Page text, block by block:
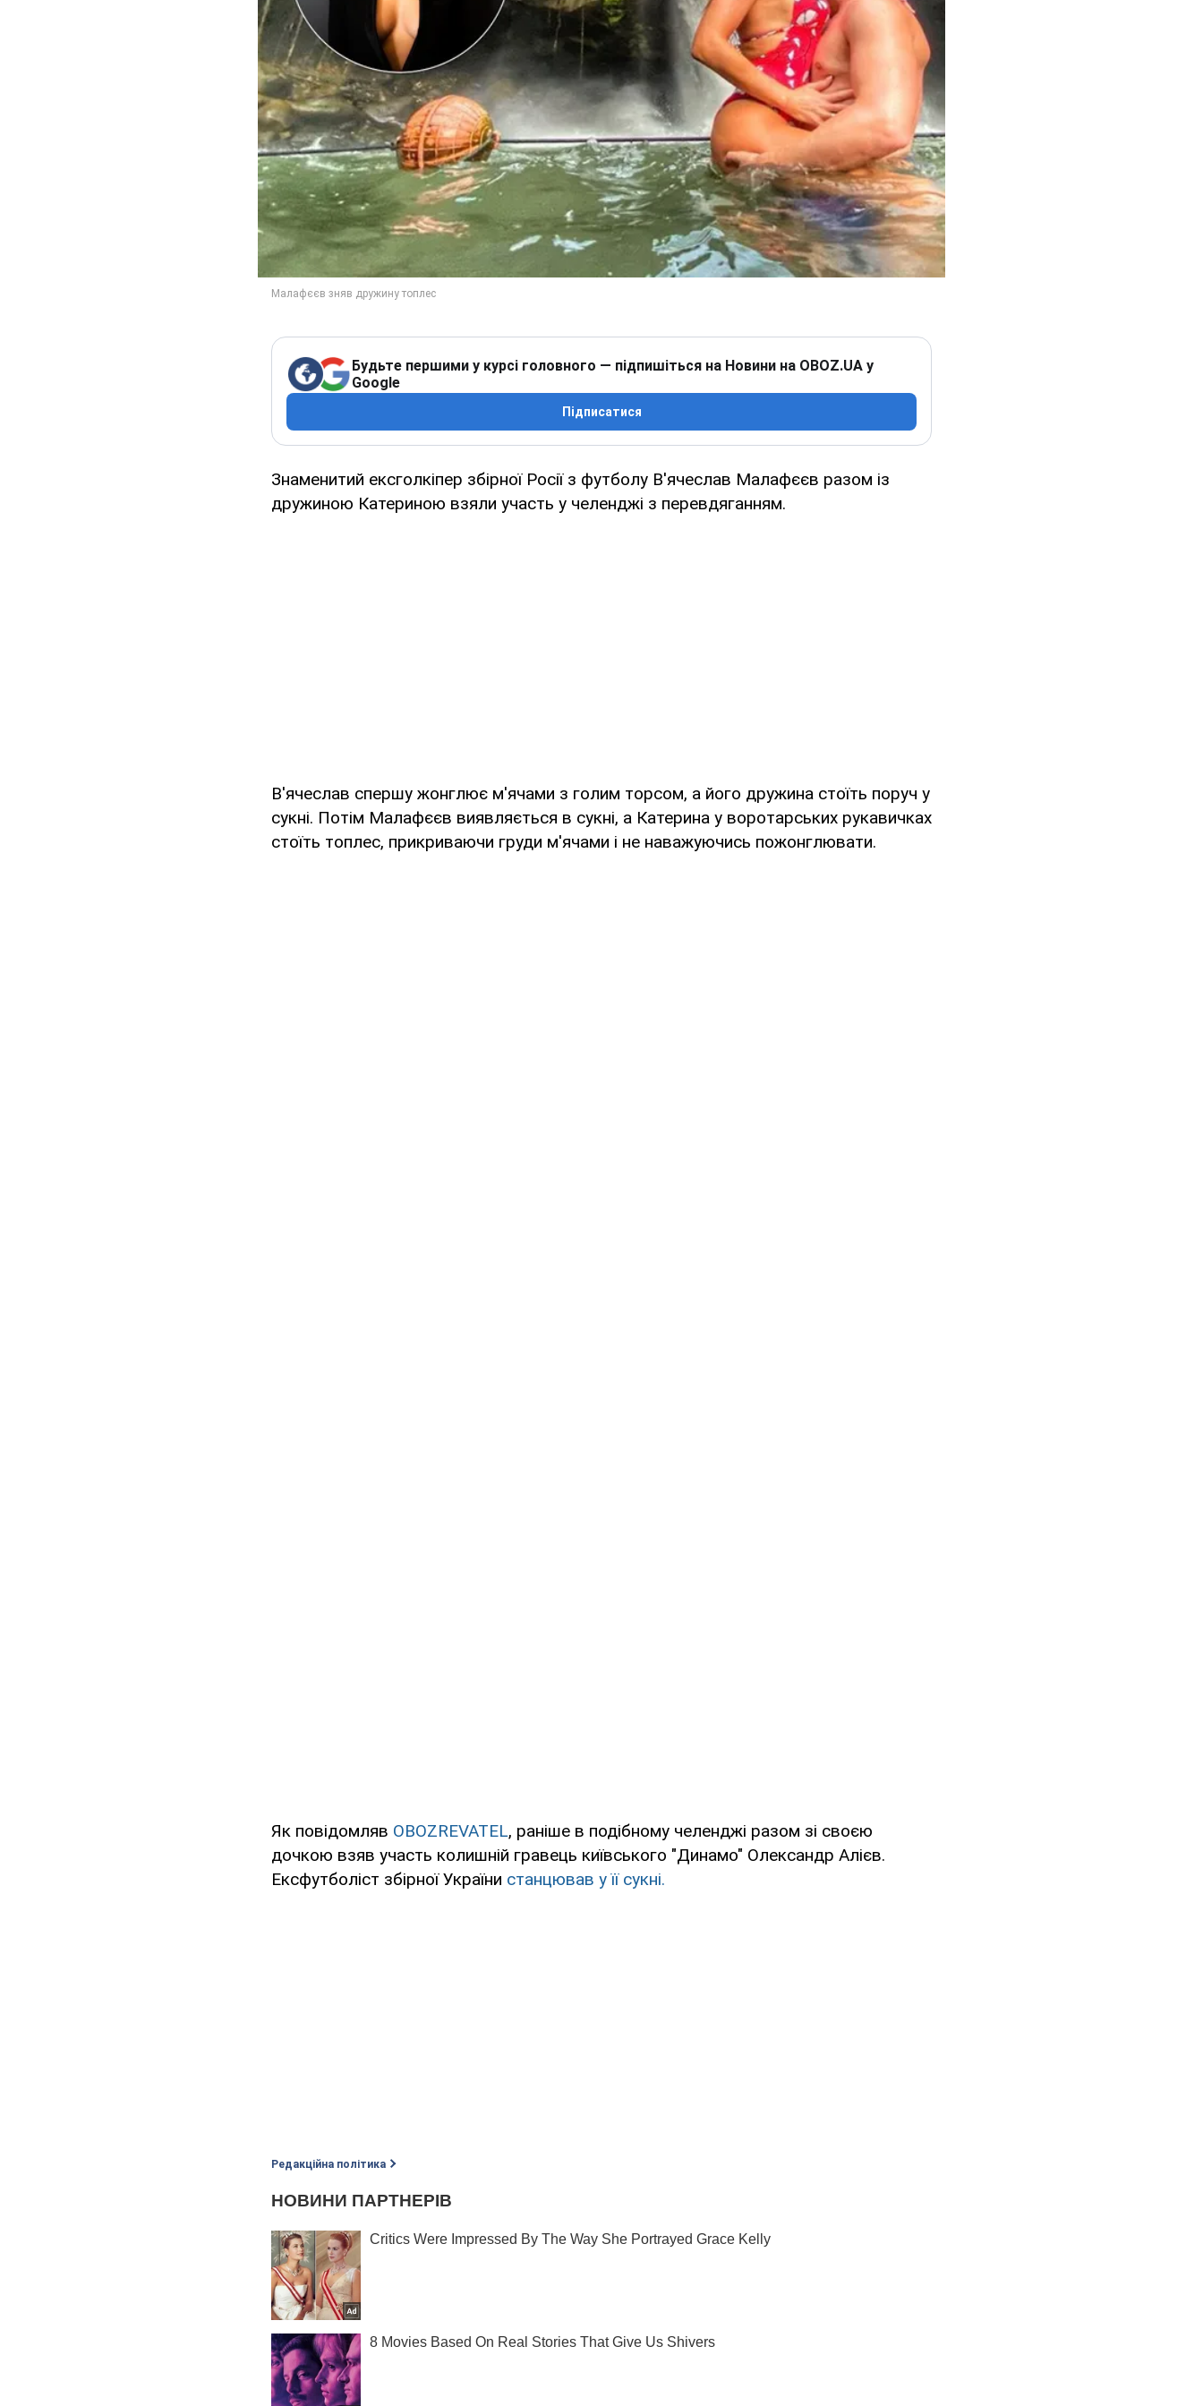
Будьте першими у курсі головного — підпишіться на Новини на OBOZ.UA у
Google
Підписатися
Знаменитий ексголкіпер збірної Росії з футболу В'ячеслав Малафєєв разом із
дружиною Катериною взяли участь у челенджi з перевдяганням.
В'ячеслав спершу жонглює м'ячами з голим торсом, а його дружина стоїть поруч у
сукнi. Потім Малафєєв виявляється в сукні, а Катерина у воротарських рукавичках
стоїть топлес, прикриваючи груди м'ячами і не наважуючись пожонглювати.
Як повідомляв OBOZREVATEL, раніше в подібному челенджi разом зі своєю
дочкою взяв участь колишній гравець київського "Динамо" Олександр Алієв.
Ексфутболіст збірної України станцював у її сукнi.
Редакційна політика